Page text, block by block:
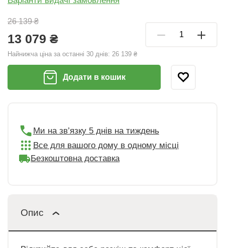
26 139 ₴
13 079 ₴
Найнижча ціна за останні 30 днів: 26 139 ₴
Додати в кошик
Ми на зв’язку 5 днів на тиждень
Все для вашого дому в одному місці
Безкоштовна доставка
Опис